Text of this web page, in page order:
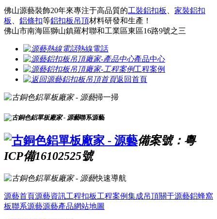
佛山源藝裝飾20年來專注于高品質的工裝鋁扣板
家裝鋁扣
板
鋁條扣等鋁扣板吊頂材料研發和生產！
佛山市南海區獅山鎮羅村聯和工業區東區16路9號之三
熱線電話
產品中心
工程案例
返回首頁
掃一掃
聯系源藝
備案號：粵
ICP備16102525號
快速導航
源藝首頁源藝資訊工程扣板工程案例集成吊頂關于源藝鋁蜂窩
板聯系源藝源藝產品網站地圖